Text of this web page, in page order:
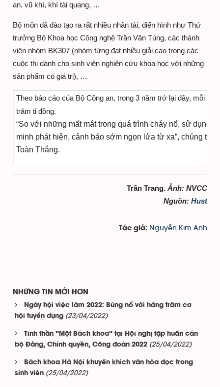
an, vũ khí, khí tài quang, …
Bộ môn đã đào tạo ra rất nhiều nhân tài, điển hình như Thứ
trưởng Bộ Khoa học Công nghệ Trần Văn Tùng, các thành
viên nhóm BK307 (nhóm từng đạt nhiều giải cao trong các
cuộc thi dành cho sinh viên nghiên cứu khoa học với những
sản phẩm có giá trị), …
Theo báo cáo của Bộ Công an, trong 3 năm trở lại đây, mỗi
trăm tỉ đồng.
“So với những mất mát trong quá trình cháy nổ, sử dụng
minh phát hiện, cảnh báo sớm ngọn lửa từ xa”, chúng ta
Toàn Thắng.
Trần Trang. Ảnh: NVCC
Nguồn: Hust
Tác giả: Nguyễn Kim Anh
NHỮNG TIN MỚI HƠN
Ngày hội việc làm 2022: Bùng nổ với hàng trăm cơ
hội tuyển dụng (23/04/2022)
Tinh thần “Một Bách khoa” tại Hội nghị tập huấn cán
bộ Đảng, Chính quyền, Công đoàn 2022 (25/04/2022)
Bách khoa Hà Nội khuyến khích văn hóa đọc trong
sinh viên (25/04/2022)